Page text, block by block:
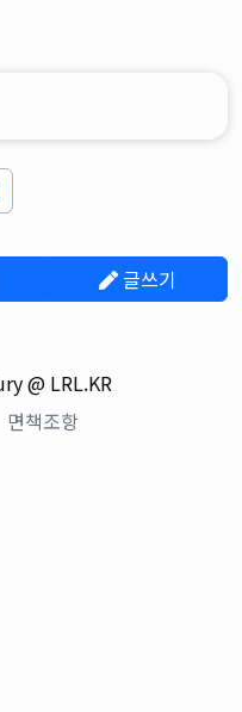
글쓰기
@ LRL.KR
면책조항